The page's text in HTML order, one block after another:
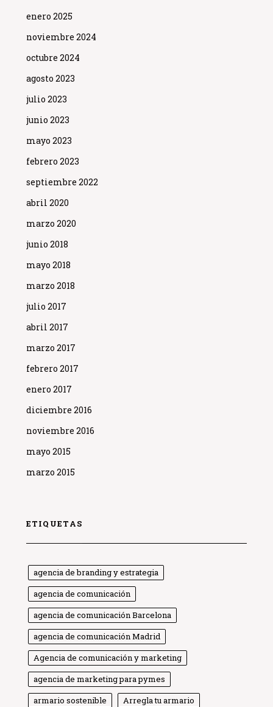
enero 2025
noviembre 2024
octubre 2024
agosto 2023
julio 2023
junio 2023
mayo 2023
febrero 2023
septiembre 2022
abril 2020
marzo 2020
junio 2018
mayo 2018
marzo 2018
julio 2017
abril 2017
marzo 2017
febrero 2017
enero 2017
diciembre 2016
noviembre 2016
mayo 2015
marzo 2015
ETIQUETAS
agencia de branding y estrategia
agencia de comunicación
agencia de comunicación Barcelona
agencia de comunicación Madrid
Agencia de comunicación y marketing
agencia de marketing para pymes
armario sostenible
Arregla tu armario